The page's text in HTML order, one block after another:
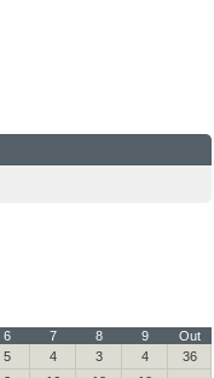
6 7 8 9
Out
5 4 3 4
36